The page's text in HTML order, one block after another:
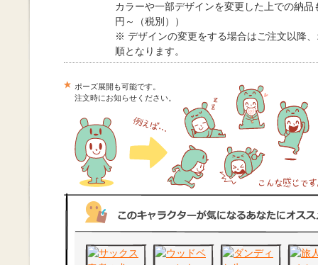
カラーや一部デザインを変更した上での納
円～（税別））
※ デザインの変更をする場合はご注文以降
順となります。
ポーズ展開も可能です。
注文時にお知らせください。